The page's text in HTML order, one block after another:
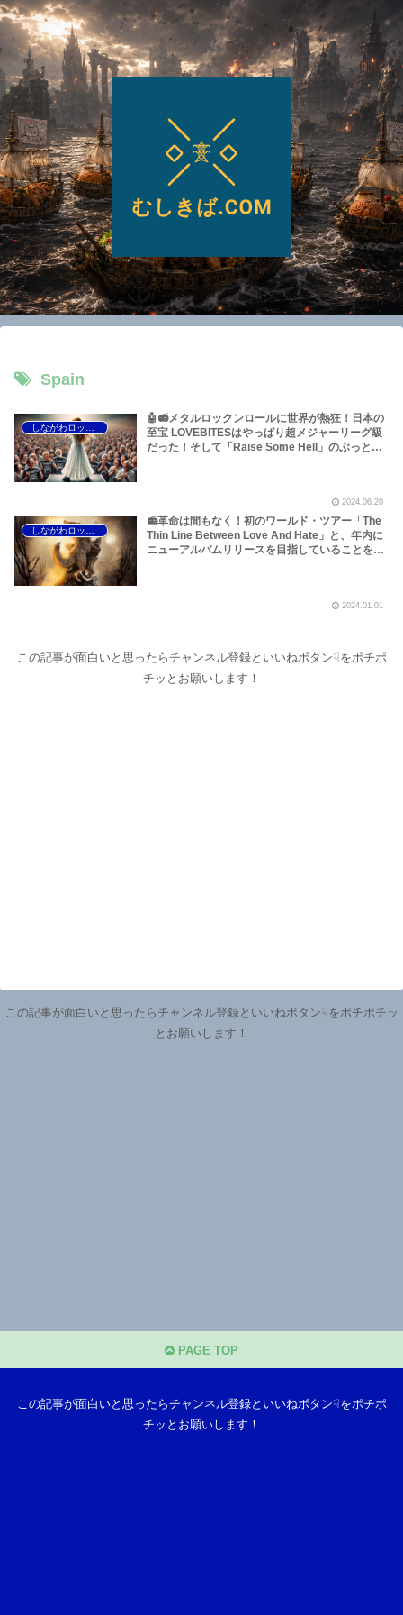
Spain
🤖📻メタルロックンロールに世界が熱狂！日本の
至宝 LOVEBITESはやっぱり超メジャーリーグ級
だった！そして「Raise Some Hell」のぶっとい
【LOVEBITES 海外の反応】【LOVEBITES 海外
人気】
2024.06.20
しながわロックラジオ
📻革命は間もなく！初のワールド・ツアー「The
Thin Line Between Love And Hate」と、年内に
ニューアルバムリリースを目指していることを発
2024.01.01
この記事が面白いと思ったらチャンネル登録といいねボタン☟をポチポ
チッとお願いします！
この記事が面白いと思ったらチャンネル登録といいねボタン☟をポチポチッ
とお願いします！
PAGE TOP
この記事が面白いと思ったらチャンネル登録といいねボタン☟をポチポ
チッとお願いします！